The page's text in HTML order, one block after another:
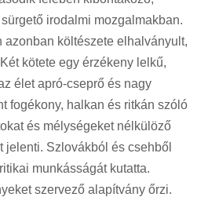
irodalmi mozgalmakban.
azonban költészete elhalványult,
kötete egy érzékeny lelkű,
élet apró-cseprő és nagy
fogékony, halkan és ritkán szóló
és mélységeket nélkülöző
jelenti. Szlovákból és csehből
munkásságát kutatta.
szervező alapítvány őrzi.